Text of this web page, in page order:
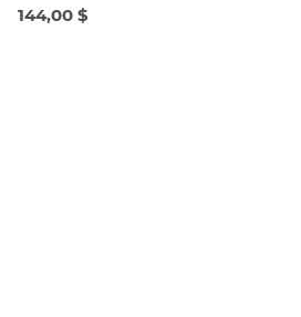
144,00 $